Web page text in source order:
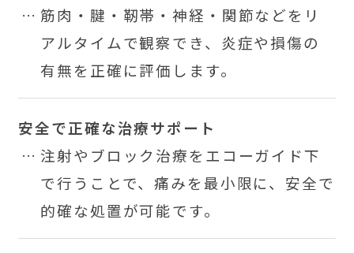
筋肉・腱・靭帯・神経・関節などをリ
アルタイムで観察でき、炎症や損傷の
有無を正確に評価します。
安全で正確な治療サポート
注射やブロック治療をエコーガイド下
で行うことで、痛みを最小限に、安全で
的確な処置が可能です。